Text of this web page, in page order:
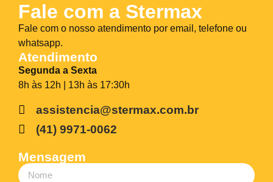
Fale com a Stermax
Fale com o nosso atendimento por email, telefone ou
whatsapp.
Atendimento
Segunda a Sexta
8h às 12h | 13h às 17:30h
assistencia@stermax.com.br
(41) 9971-0062
Mensagem